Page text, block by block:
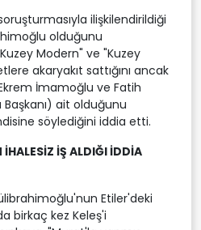
ilişkilendirildiği
olduğunu
Modern" ve "Kuzey
akaryakıt sattığını ancak
İmamoğlu ve Fatih
Başkanı) ait olduğunu
söylediğini iddia etti.
İŞ ALDIĞI İDDİA
Etiler'deki
birkaç kez Keleş'i